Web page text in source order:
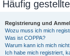
Häufig
Registrierung und
Wozu muss ich mich
Was ist COPPA?
Warum kann ich mich
Ich habe mich registriert,